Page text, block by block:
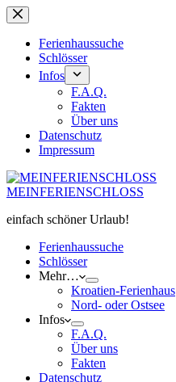
Zum
Inhalt
springenFerienhaussuche
Schlösser
Infos
F.A.Q.
Fakten
Über uns
Datenschutz
Impressum
MEINFERIENSCHLOSS
einfach schöner Urlaub!
Ferienhaussuche
Schlösser
Mehr…
Kroatien-Ferienhaus
Nord- oder Ostsee
Infos
F.A.Q.
Über uns
Fakten
Datenschutz